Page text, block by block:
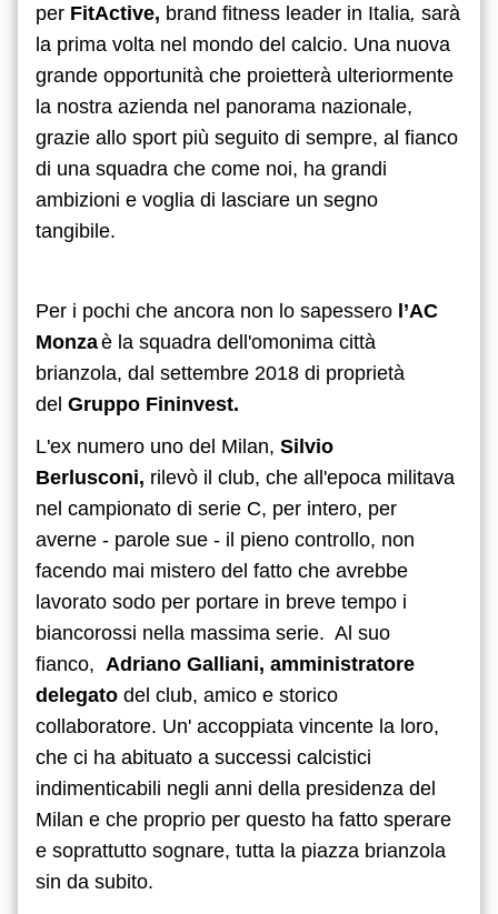
per FitActive, brand fitness leader in Italia, sarà
la prima volta nel mondo del calcio. Una nuova
grande opportunità che proietterà ulteriormente
la nostra azienda nel panorama nazionale,
grazie allo sport più seguito di sempre, al fianco
di una squadra che come noi, ha grandi
ambizioni e voglia di lasciare un segno
tangibile.
Per i pochi che ancora non lo sapessero l’AC
Monzaè la squadra dell'omonima città
brianzola, dal settembre 2018 di proprietà
del Gruppo Fininvest.
L'ex numero uno del Milan, Silvio
Berlusconi, rilevò il club, che all'epoca militava
nel campionato di serie C, per intero, per
averne - parole sue - il pieno controllo, non
facendo mai mistero del fatto che avrebbe
lavorato sodo per portare in breve tempo i
biancorossi nella massima serie. Al suo
fianco, Adriano Galliani, amministratore
delegato del club, amico e storico
collaboratore. Un' accoppiata vincente la loro,
che ci ha abituato a successi calcistici
indimenticabili negli anni della presidenza del
Milan e che proprio per questo ha fatto sperare
e soprattutto sognare, tutta la piazza brianzola
sin da subito.